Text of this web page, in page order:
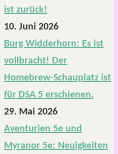
ist zurück!
10. Juni 2026
Burg Widderhorn: Es ist
vollbracht! Der
Homebrew-Schauplatz ist
für DSA 5 erschienen.
29. Mai 2026
Aventurien 5e und
Myranor 5e: Neuigkeiten